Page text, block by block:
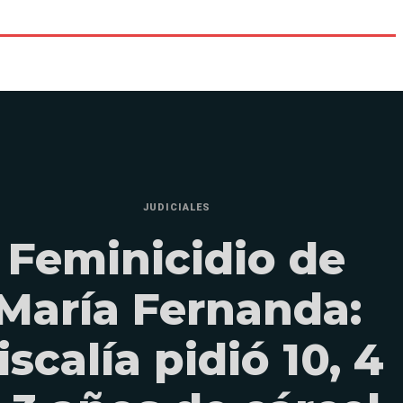
JUDICIALES
Feminicidio de
Fernanda:
pidió 10, 4